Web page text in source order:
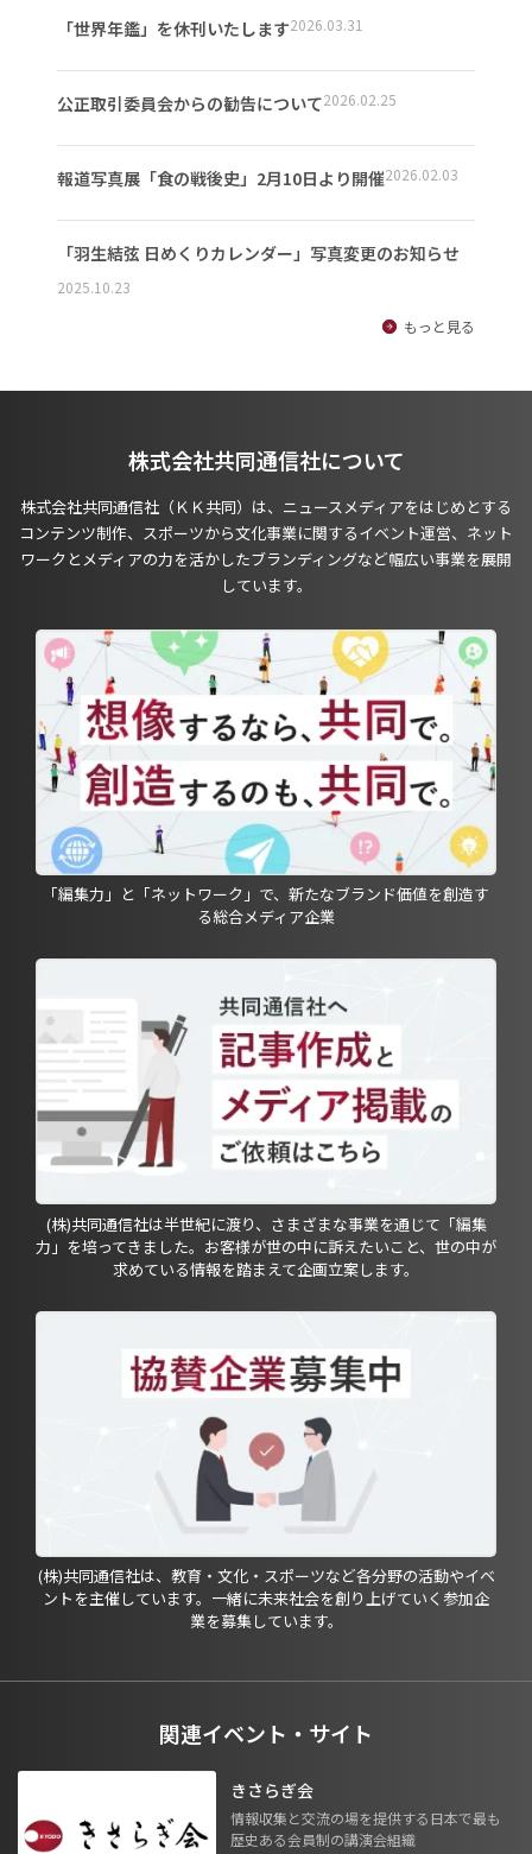
「世界年鑑」を休刊いたします2026.03.31
公正取引委員会からの勧告について2026.02.25
報道写真展「食の戦後史」2月10日より開催2026.02.03
「羽生結弦 日めくりカレンダー」写真変更のお知らせ
2025.10.23
もっと見る
株式会社共同通信社について
株式会社共同通信社（ＫＫ共同）は、ニュースメディアをはじめとする
コンテンツ制作、スポーツから文化事業に関するイベント運営、ネット
ワークとメディアの力を活かしたブランディングなど幅広い事業を展開
しています。
「編集力」と「ネットワーク」で、新たなブランド価値を創造す
る総合メディア企業
(株)共同通信社は半世紀に渡り、さまざまな事業を通じて「編集
力」を培ってきました。お客様が世の中に訴えたいこと、世の中が
求めている情報を踏まえて企画立案します。
(株)共同通信社は、教育・文化・スポーツなど各分野の活動やイベ
ントを主催しています。一緒に未来社会を創り上げていく参加企
業を募集しています。
関連イベント・サイト
きさらぎ会
情報収集と交流の場を提供する日本で最も
歴史ある会員制の講演会組織